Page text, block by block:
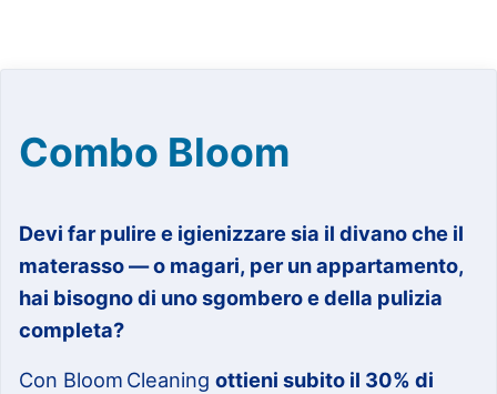
Combo Bloom
Devi far pulire e igienizzare sia il divano che il
materasso — o magari, per un appartamento,
hai bisogno di uno sgombero e della pulizia
completa?
Con Bloom Cleaningottieni subito il 30% di